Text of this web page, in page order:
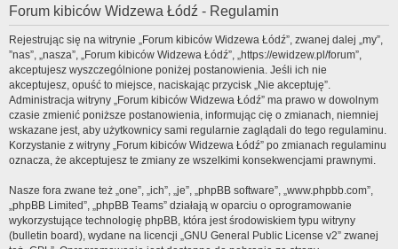
Forum kibiców Widzewa Łódź - Regulamin
Rejestrując się na witrynie „Forum kibiców Widzewa Łódź”, zwanej dalej „my”,
”nas”, „nasza”, „Forum kibiców Widzewa Łódź”, „https://ewidzew.pl/forum”,
akceptujesz wyszczególnione poniżej postanowienia. Jeśli ich nie
akceptujesz, opuść to miejsce, naciskając przycisk „Nie akceptuję”.
Administracja witryny „Forum kibiców Widzewa Łódź” ma prawo w dowolnym
czasie zmienić poniższe postanowienia, informując cię o zmianach, niemniej
wskazane jest, aby użytkownicy sami regularnie zaglądali do tego regulaminu.
Korzystanie z witryny „Forum kibiców Widzewa Łódź” po zmianach regulaminu
oznacza, że akceptujesz te zmiany ze wszelkimi konsekwencjami prawnymi.
Nasze fora zwane też „one”, „ich”, „je”, „phpBB software”, „www.phpbb.com”,
„phpBB Limited”, „phpBB Teams” działają w oparciu o oprogramowanie
wykorzystujące technologię phpBB, która jest środowiskiem typu witryny
(bulletin board), wydane na licencji „GNU General Public License v2” zwanej